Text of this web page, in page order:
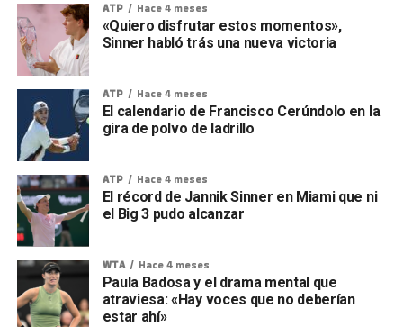
ATP Hace 4 meses
«Quiero disfrutar estos momentos»,
Sinner habló trás una nueva victoria
ATP Hace 4 meses
El calendario de Francisco Cerúndolo en la
gira de polvo de ladrillo
ATP Hace 4 meses
El récord de Jannik Sinner en Miami que ni
el Big 3 pudo alcanzar
WTA Hace 4 meses
Paula Badosa y el drama mental que
atraviesa: «Hay voces que no deberían
estar ahí»